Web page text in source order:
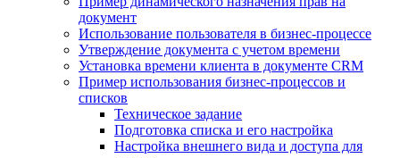
документ
Использование пользователя в бизнес-процессе
Утверждение документа с учетом времени
Установка времени клиента в документе CRM
Пример использования бизнес-процессов и
списков
Техническое задание
Подготовка списка и его настройка
Настройка внешнего вида и доступа для